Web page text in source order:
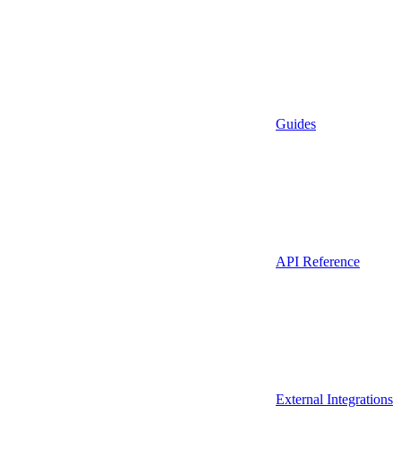
Guides
API Reference
External Integrations